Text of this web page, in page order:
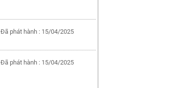
Đã phát hành : 15/04/2025
Đã phát hành : 15/04/2025